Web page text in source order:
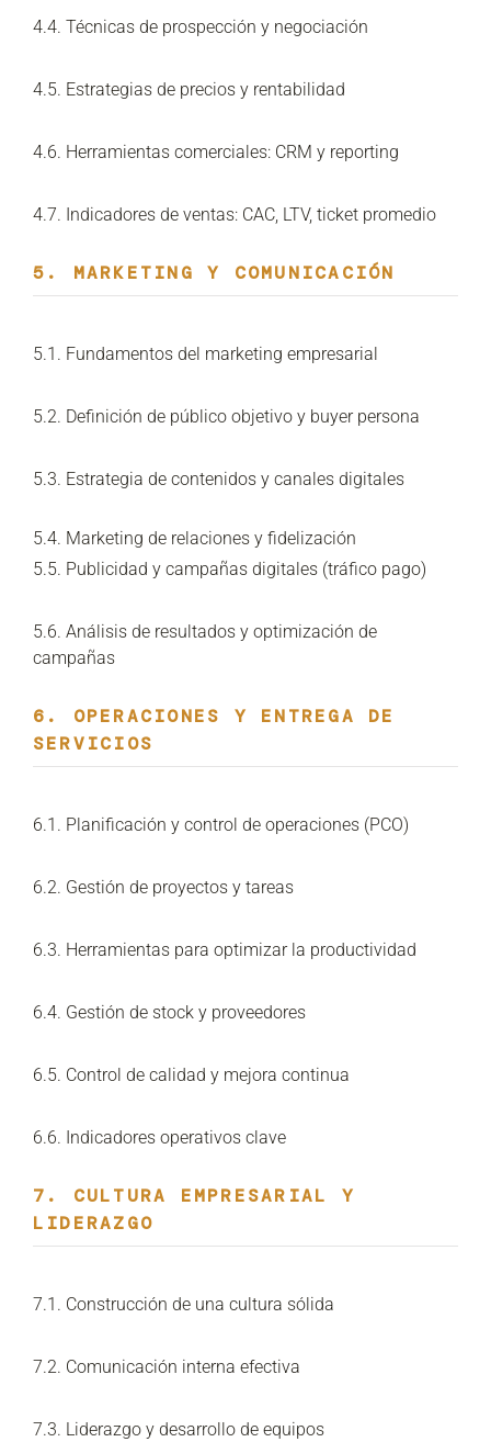
4.4. Técnicas de prospección y negociación
4.5. Estrategias de precios y rentabilidad
4.6. Herramientas comerciales: CRM y reporting
4.7. Indicadores de ventas: CAC, LTV, ticket promedio
5. MARKETING Y COMUNICACIÓN
5.1. Fundamentos del marketing empresarial
5.2. Definición de público objetivo y buyer persona
5.3. Estrategia de contenidos y canales digitales
5.4. Marketing de relaciones y fidelización
5.5. Publicidad y campañas digitales (tráfico pago)
5.6. Análisis de resultados y optimización de
campañas
6. OPERACIONES Y ENTREGA DE
SERVICIOS
6.1. Planificación y control de operaciones (PCO)
6.2. Gestión de proyectos y tareas
6.3. Herramientas para optimizar la productividad
6.4. Gestión de stock y proveedores
6.5. Control de calidad y mejora continua
6.6. Indicadores operativos clave
7. CULTURA EMPRESARIAL Y
LIDERAZGO
7.1. Construcción de una cultura sólida
7.2. Comunicación interna efectiva
7.3. Liderazgo y desarrollo de equipos